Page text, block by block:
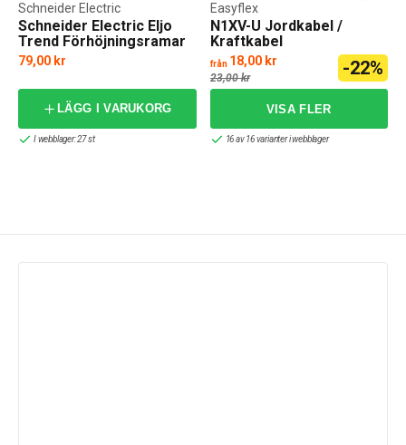
Schneider Electric Eljo
Trend Förhöjningsramar
för utanpåliggande
montage
Schneider Electric
79,00 kr
LÄGG I VARUKORG
I webblager: 27 st
N1XV-U Jordkabel /
Kraftkabel
Easyflex
från 18,00 kr
23,00 kr -22%
16 av 16 varianter i webblager